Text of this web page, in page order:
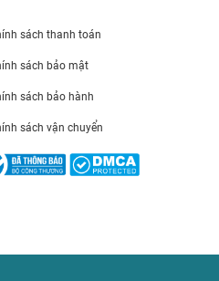
sách thanh toán
sách bảo mật
sách bảo hành
sách vận chuyển